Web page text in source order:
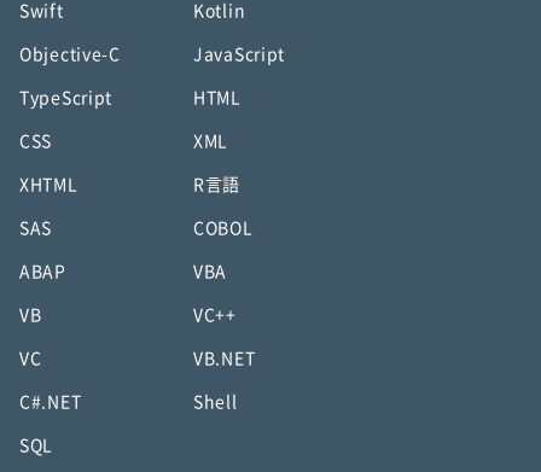
Swift Kotlin
Objective-C JavaScript
TypeScript HTML
CSS XML
XHTML R言語
SAS COBOL
ABAP VBA
VB VC++
VC VB.NET
C#.NET Shell
SQL